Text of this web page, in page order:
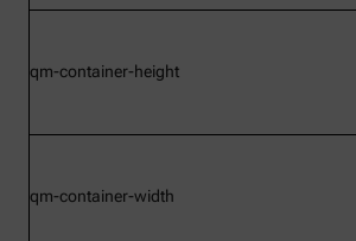
qm-container-height
qm-container-width